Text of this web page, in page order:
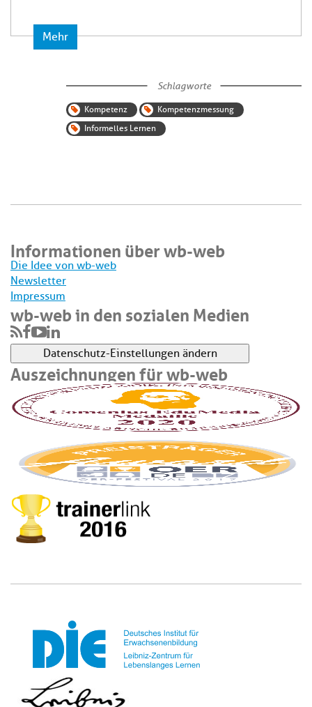
Mehr
Schlagworte
Kompetenz
Kompetenzmessung
Informelles Lernen
Informationen über wb-web
Die Idee von wb-web
Newsletter
Impressum
wb-web in den sozialen Medien
Datenschutz-Einstellungen ändern
Auszeichnungen für wb-web